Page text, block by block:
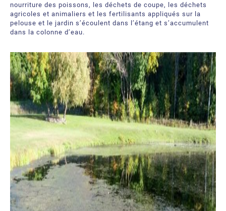
Certificats et Accréditations
Foire aux Questions
Ressources téléchargeables
nourriture des poissons, les déchets de coupe, les déchets
agricoles et animaliers et les fertilisants appliqués sur la
pelouse et le jardin s’écoulent dans l’étang et s’accumulent
dans la colonne d’eau.